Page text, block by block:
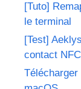
[Tuto]
le terminal
[Test]
contact NFC